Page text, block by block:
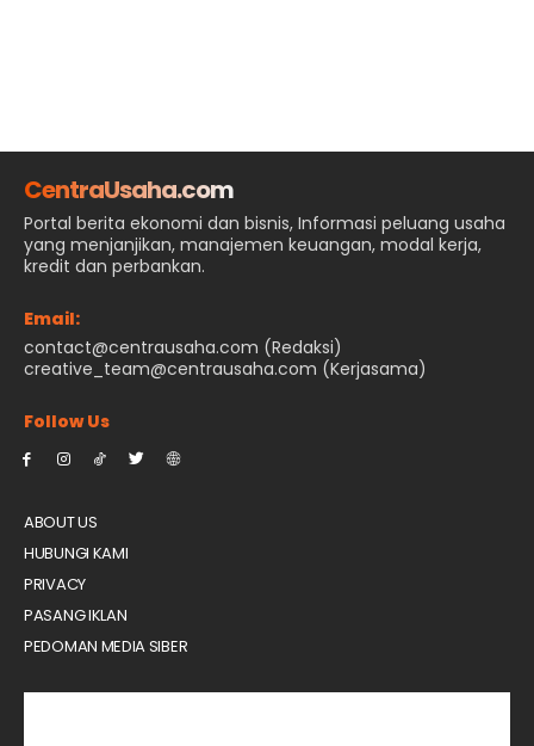
CentraUsaha.com
Portal berita ekonomi dan bisnis, Informasi peluang usaha
yang menjanjikan, manajemen keuangan, modal kerja,
kredit dan perbankan.
Email:
contact@centrausaha.com (Redaksi)
creative_team@centrausaha.com (Kerjasama)
Follow Us
ABOUT US
HUBUNGI KAMI
PRIVACY
PASANG IKLAN
PEDOMAN MEDIA SIBER